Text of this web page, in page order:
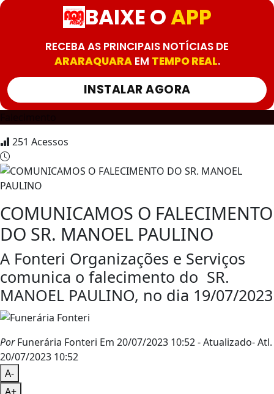
BAIXE OAPP
RECEBA AS PRINCIPAIS NOTÍCIAS DE
ARARAQUARAEM TEMPO REAL.
INSTALAR AGORA
251 Acessos
COMUNICAMOS O FALECIMENTO
DO SR. MANOEL PAULINO
A Fonteri Organizações e Serviços
comunica o falecimento do SR.
MANOEL PAULINO, no dia 19/07/2023
PorFunerária Fonteri Em 20/07/2023 10:52- Atualizado- Atl.
20/07/2023 10:52
A-